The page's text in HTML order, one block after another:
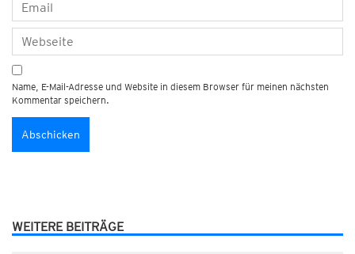
Name, E-Mail-Adresse und Website in diesem Browser für meinen nächsten
Kommentar speichern.
WEITERE BEITRÄGE